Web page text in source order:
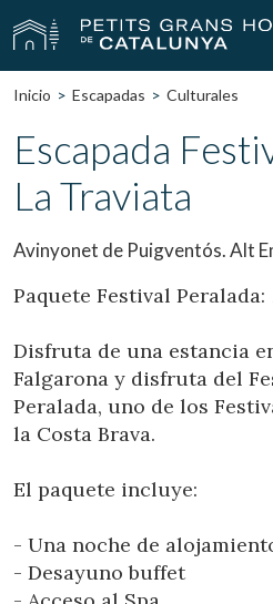
Nuestros Hoteles
Bodas
Cheques Regalo
Contacto
vpn_key Iniciar sesión
Ubicación/nombre del hotel
Inicio Escapadas Culturales
Escapada
La Traviata
Avinyonet de Puigventós. Alt
Paquete Festival Peralada:
Disfruta de una estancia
Falgarona y disfruta del
Peralada, uno de los
la Costa Brava.
El paquete incluye:
- Una noche de
- Desayuno buffet